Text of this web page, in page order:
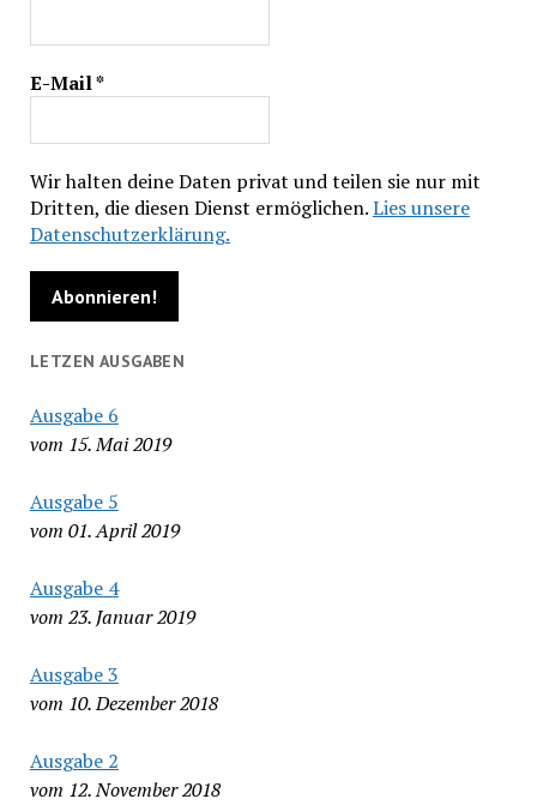
E-Mail*
Wir halten deine Daten privat und teilen sie nur mit
Dritten, die diesen Dienst ermöglichen.Lies unsere
Datenschutzerklärung.
LETZEN AUSGABEN
Ausgabe 6
vom 15. Mai 2019
Ausgabe 5
vom 01. April 2019
Ausgabe 4
vom 23. Januar 2019
Ausgabe 3
vom 10. Dezember 2018
Ausgabe 2
vom 12. November 2018